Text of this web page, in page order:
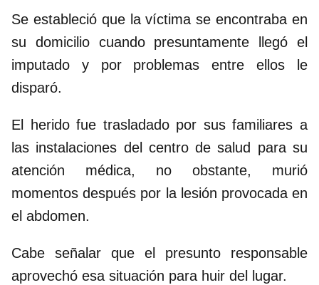
Se estableció que la víctima se encontraba en
su domicilio cuando presuntamente llegó el
imputado y por problemas entre ellos le
disparó.
El herido fue trasladado por sus familiares a
las instalaciones del centro de salud para su
atención médica, no obstante, murió
momentos después por la lesión provocada en
el abdomen.
Cabe señalar que el presunto responsable
aprovechó esa situación para huir del lugar.